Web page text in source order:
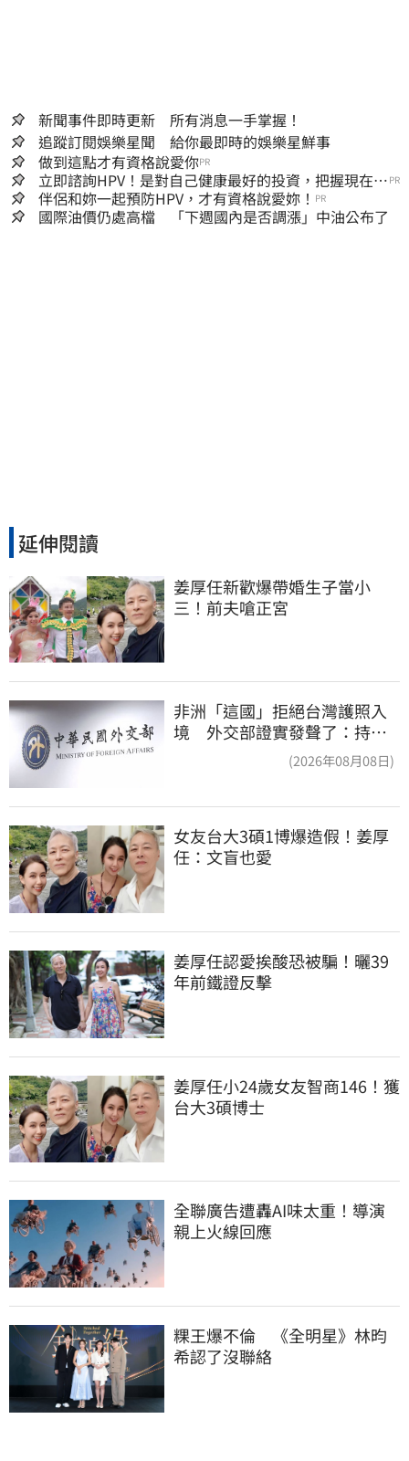
新聞事件即時更新 所有消息一手掌握！
追蹤訂閱娛樂星聞 給你最即時的娛樂星鮮事
做到這點才有資格說愛你PR
立即諮詢HPV！是對自己健康最好的投資，把握現在不
嫌晚！
PR
伴侶和妳一起預防HPV，才有資格說愛妳！ PR
國際油價仍處高檔 「下週國內是否調漲」中油公布了
延伸閱讀
姜厚任新歡爆帶婚生子當小
三！前夫嗆正宮
非洲「這國」拒絕台灣護照入
境 外交部證實發聲了：持續
(2026年08月08日)
女友台大3碩1博爆造假！姜厚
任：文盲也愛
姜厚任認愛挨酸恐被騙！曬39
年前鐵證反擊
姜厚任小24歲女友智商146！獲
台大3碩博士
全聯廣告遭轟AI味太重！導演
親上火線回應
粿王爆不倫　《全明星》林昀
希認了沒聯絡